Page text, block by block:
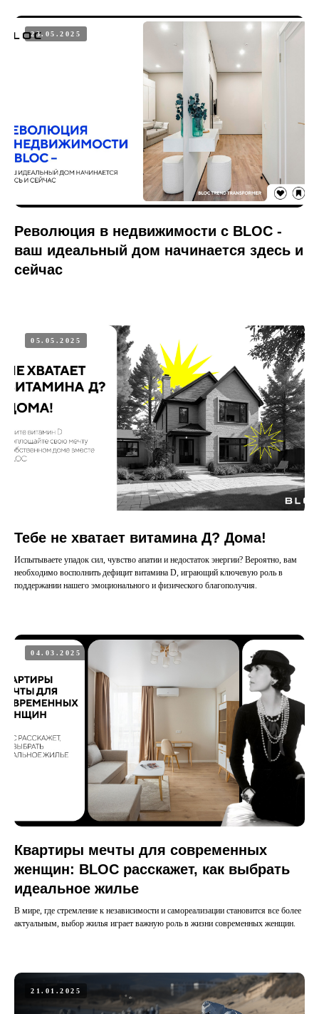
23.05.2025
Революция в недвижимости с BLOC -
ваш идеальный дом начинается здесь и
сейчас
05.05.2025
Тебе не хватает витамина Д? Дома!
Испытываете упадок сил, чувство апатии и недостаток энергии? Вероятно, вам
необходимо восполнить дефицит витамина D, играющий ключевую роль в
поддержании нашего эмоционального и физического благополучия.
04.03.2025
Квартиры мечты для современных
женщин: BLOC расскажет, как выбрать
идеальное жилье
В мире, где стремление к независимости и самореализации становится все более
актуальным, выбор жилья играет важную роль в жизни современных женщин.
21.01.2025